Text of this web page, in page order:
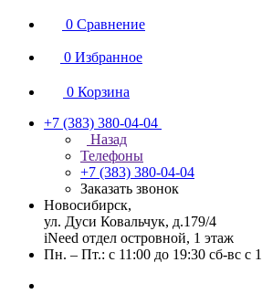
0 Сравнение
0 Избранное
0 Корзина
+7 (383) 380-04-04
Назад
Телефоны
+7 (383) 380-04-04
Заказать звонок
Новосибирск,
ул. Дуси Ковальчук, д.179/4
iNeed отдел островной, 1 этаж
Пн. – Пт.: с 11:00 до 19:30 сб-вс с